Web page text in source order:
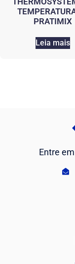
PRATIMIX
Leia mais
Entre